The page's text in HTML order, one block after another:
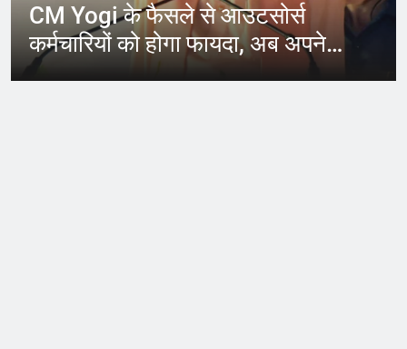
CM Yogi के फैसले से आउटसोर्स
कर्मचारियों को होगा फायदा, अब अपने
जिले में कर सकेंगे काम